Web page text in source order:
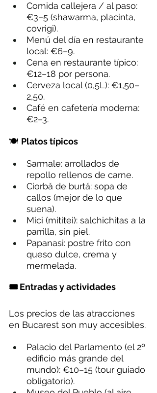
Comida callejera / al paso:
€3–5 (shawarma, placinta,
covrigi).
Menú del día en restaurante
local: €6–9.
Cena en restaurante típico:
€12–18 por persona.
Cerveza local (0,5L): €1,50–
2,50.
Café en cafetería moderna:
€2–3.
🍽️ Platos típicos
Sarmale: arrollados de
repollo rellenos de carne.
Ciorbă de burtă: sopa de
callos (mejor de lo que
suena).
Mici (mititei): salchichitas a la
parrilla, sin piel.
Papanasi: postre frito con
queso dulce, crema y
mermelada.
🎟️ Entradas y actividades
Los precios de las atracciones
en Bucarest son muy accesibles.
Palacio del Parlamento (el 2º
edificio más grande del
mundo): €10–15 (tour guiado
obligatorio).